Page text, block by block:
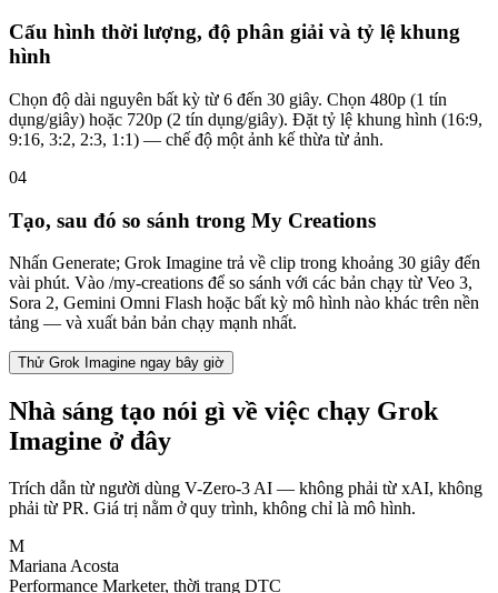
Cấu hình thời lượng, độ phân giải và tỷ lệ khung
hình
Chọn độ dài nguyên bất kỳ từ 6 đến 30 giây. Chọn 480p (1 tín
dụng/giây) hoặc 720p (2 tín dụng/giây). Đặt tỷ lệ khung hình (16:9,
9:16, 3:2, 2:3, 1:1) — chế độ một ảnh kế thừa từ ảnh.
04
Tạo, sau đó so sánh trong My Creations
Nhấn Generate; Grok Imagine trả về clip trong khoảng 30 giây đến
vài phút. Vào /my-creations để so sánh với các bản chạy từ Veo 3,
Sora 2, Gemini Omni Flash hoặc bất kỳ mô hình nào khác trên nền
tảng — và xuất bản bản chạy mạnh nhất.
Thử Grok Imagine ngay bây giờ
Nhà sáng tạo nói gì về việc chạy Grok
Imagine ở đây
Trích dẫn từ người dùng V-Zero-3 AI — không phải từ xAI, không
phải từ PR. Giá trị nằm ở quy trình, không chỉ là mô hình.
M
Mariana Acosta
Performance Marketer, thời trang DTC